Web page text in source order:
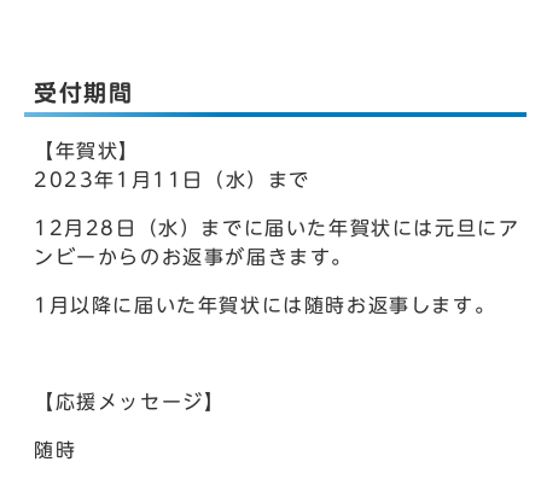
受付期間
【年賀状】
2023年1月11日（水）まで
12月28日（水）までに届いた年賀状には元旦にア
ンビーからのお返事が届きます。
1月以降に届いた年賀状には随時お返事します。
【応援メッセージ】
随時